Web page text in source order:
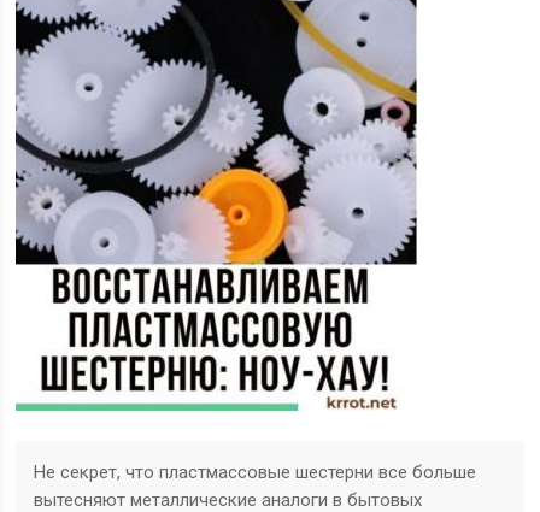
Не секрет, что пластмассовые шестерни все больше
вытесняют металлические аналоги в бытовых